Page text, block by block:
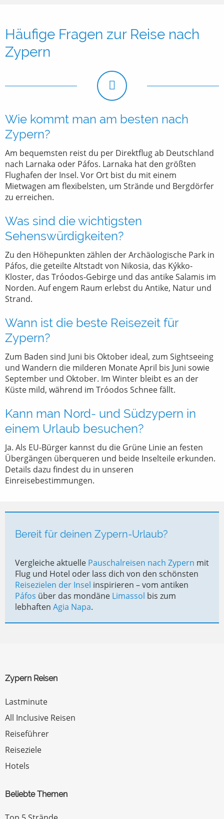
Häufige Fragen zur Reise nach
Zypern
Wie kommt man am besten nach
Zypern?
Am bequemsten reist du per Direktflug ab Deutschland
nach Larnaka oder Páfos. Larnaka hat den größten
Flughafen der Insel. Vor Ort bist du mit einem
Mietwagen am flexibelsten, um Strände und Bergdörfer
zu erreichen.
Was sind die wichtigsten
Sehenswürdigkeiten?
Zu den Höhepunkten zählen der Archäologische Park in
Páfos, die geteilte Altstadt von Nikosia, das Kýkko-
Kloster, das Tróodos-Gebirge und das antike Salamis im
Norden. Auf engem Raum erlebst du Antike, Natur und
Strand.
Wann ist die beste Reisezeit für
Zypern?
Zum Baden sind Juni bis Oktober ideal, zum Sightseeing
und Wandern die milderen Monate April bis Juni sowie
September und Oktober. Im Winter bleibt es an der
Küste mild, während im Tróodos Schnee fällt.
Kann man Nord- und Südzypern in
einem Urlaub besuchen?
Ja. Als EU-Bürger kannst du die Grüne Linie an festen
Übergängen überqueren und beide Inselteile erkunden.
Details dazu findest du in unseren
Einreisebestimmungen.
Bereit für deinen Zypern-Urlaub?
Vergleiche aktuelle Pauschalreisen nach Zypern mit
Flug und Hotel oder lass dich von den schönsten
Reisezielen der Insel inspirieren – vom antiken
Páfos über das mondäne Limassol bis zum
lebhaften Agia Napa.
Zypern Reisen
Lastminute
All Inclusive Reisen
Reiseführer
Reiseziele
Hotels
Beliebte Themen